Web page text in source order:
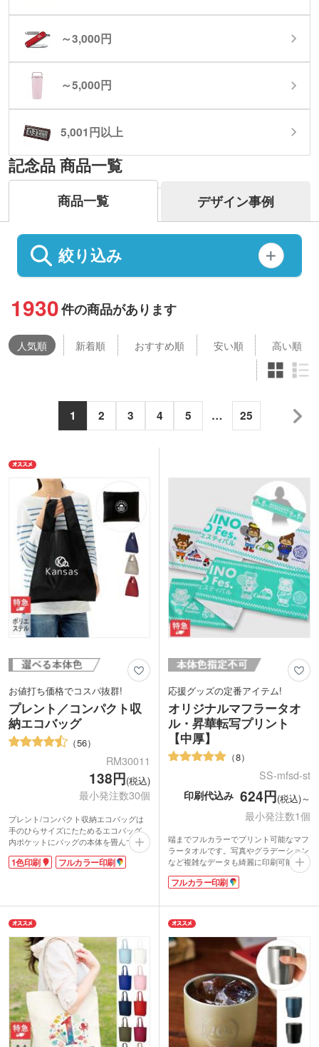
～3,000円
～5,000円
5,001円以上
記念品 商品一覧
商品一覧 デザイン事例
絞り込み
1930件の商品があります
人気順 新着順 おすすめ順 安い順 高い順
1 2 3 4 5 … 25
お値打ち価格でコスパ抜群!
プレント／コンパクト収
納エコバッグ
56
RM30011
138円(税込)
最小発注数30個
プレント/コンパクト収納エコバッグは
手のひらサイズにたためるエコバッグ。
内ポケットにバッグの本体を畳んで収納
できます。いつも使うバッグに入れてお
けば、急な買い物の時に大活躍。
値打ちでコスパ抜群なプレント/コンパ
クト収納エコバッグは、ばらまきのノベ
るサイズと重さなので直接会えないお客
様にDMで送ることもできます。環境を
意識したノベルティは受け取る側から好
感触が得られますよ。
内ポケットかバッグ本体に1色・本体に
フルカラー印刷が可能です。お店のロゴ
やキャラクターを印刷したオリジナルエ
コバッグを作成してみてはいかがでしょ
うか?
1色印刷 フルカラー印刷
応援グッズの定番アイテム!
オリジナルマフラータオ
ル・昇華転写プリント
【中厚】
8
SS-mfsd-st
印刷代込み 624円(税込)～
最小発注数1個
端までフルカラーでプリント可能なマフ
ラータオルです。写真やグラデーション
など複雑なデータも綺麗に印刷可能。か
さばりにくい中厚タイプは表面がマイク
ロファイバー素材、裏面は吸水性のある
肩に掛けたり、首に巻いたり、マフラー
タオルは応援グッズの定番アイテム。ス
ポーツチームやライブ・イベントのオリ
ジナルグッズに人気です。表示価格は印
刷代込みの格安価格！フルカラーのデザ
インも1色のデザインも同価格でご対
応。1枚からの小ロットでご注文いただ
けます。
フルカラー印刷